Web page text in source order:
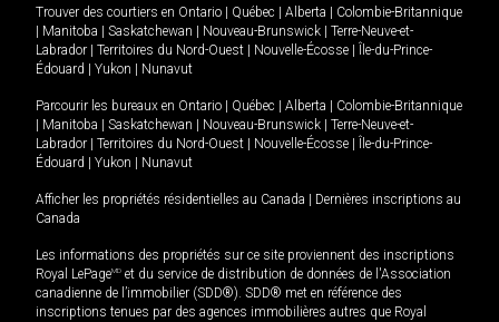
Trouver des courtiers en Ontario Québec Alberta
Colombie-Britannique
Manitoba Saskatchewan Nouveau-Brunswick
Terre-Neuve-et-
Labrador
Territoires du Nord-Ouest Nouvelle-Écosse
Île-du-Prince-
Édouard
Yukon Nunavut
Parcourir les bureaux en Ontario Québec Alberta
Colombie-Britannique
Manitoba Saskatchewan Nouveau-Brunswick
Terre-Neuve-et-
Labrador
Territoires du Nord-Ouest Nouvelle-Écosse
Île-du-Prince-
Édouard
Yukon Nunavut
Afficher les propriétés résidentielles au Canada
Dernières inscriptions au
Canada
Les informations des propriétés sur ce site proviennent des inscriptions
Royal LePageMD et du service de distribution de données de l'Association
canadienne de l’immobilier (SDD®). SDD® met en référence des
inscriptions tenues par des agences immobilières autres que Royal